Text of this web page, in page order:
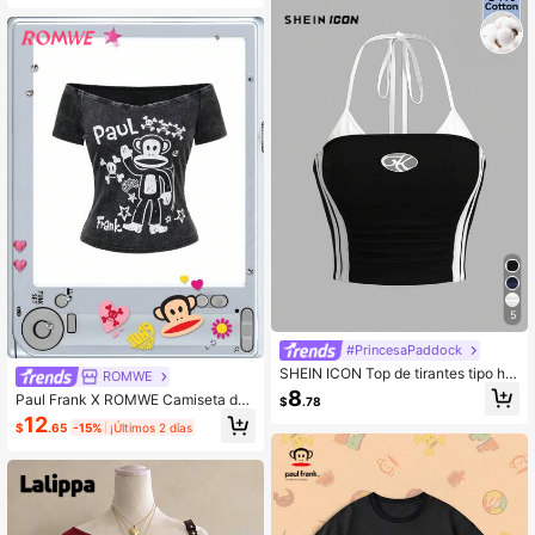
ROMWE
Paul Frank X ROMWE Camiseta de
mujer con estampado de mono vint
age al hombro, estilo Kpop
$12.65 -15% ¡Últimos 2 días
5
#PrincesaPaddock
SHEIN ICON Top de tirantes tipo hal
ter casual con rayas laterales y letr
as para mujer
$8.78